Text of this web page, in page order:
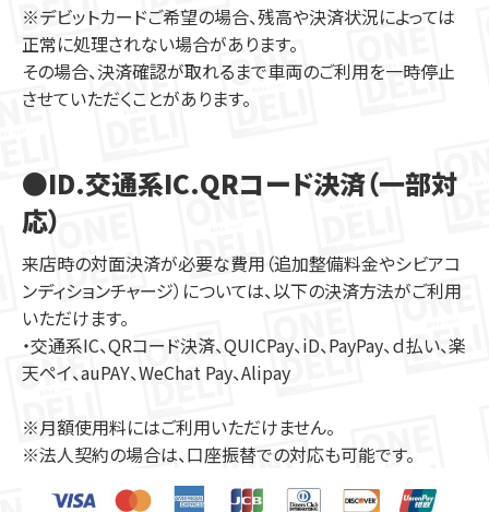
※デビットカードご希望の場合、残高や決済状況によっては
正常に処理されない場合があります。
その場合、決済確認が取れるまで車両のご利用を一時停止
させていただくことがあります。
●ID.交通系IC.QRコード決済（一部対
応）
来店時の対面決済が必要な費用（追加整備料金やシビアコ
ンディションチャージ）については、以下の決済方法がご利用
いただけます。
・交通系IC、QRコード決済、QUICPay、iD、PayPay、ｄ払い、楽
天ペイ、auPAY、WeChat Pay、Alipay
※月額使用料にはご利用いただけません。
※法人契約の場合は、口座振替での対応も可能です。